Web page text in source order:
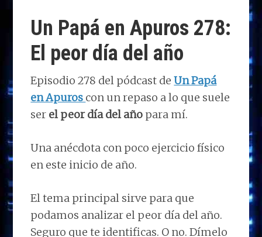
o
n
o
o
k
dI
n
A
p
p
ra
m
ar
ti
Un Papá en Apuros 278:
El peor día del año
Episodio 278 del pódcast deUn Papá
en Apuros con un repaso a lo que suele
ser el peor día del año para mí.
Una anécdota con poco ejercicio físico
en este inicio de año.
El tema principal sirve para que
podamos analizar el peor día del año.
Seguro que te identificas. O no. Dímelo